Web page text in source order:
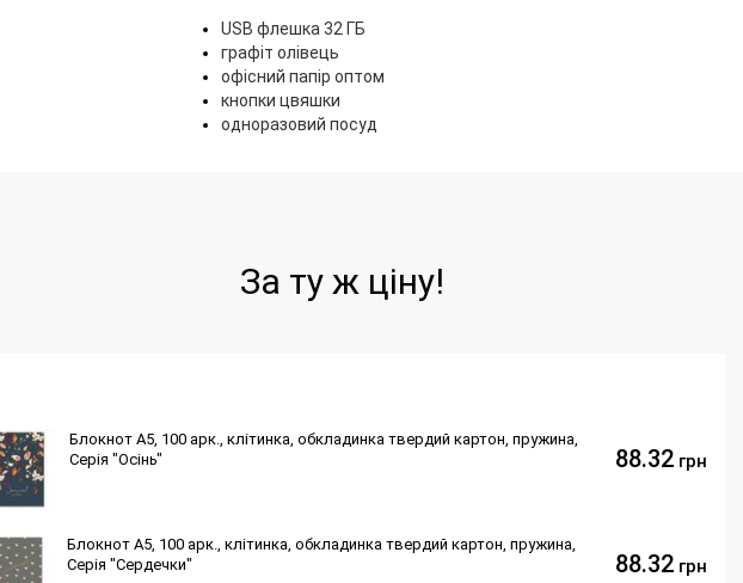
USB флешка 32 ГБ
графіт олівець
офісний папір оптом
кнопки цвяшки
одноразовий посуд
За ту ж ціну!
Блокнот A5, 100 арк., клітинка, обкладинка твердий картон, пружина,
Серія "Осінь"
88.32 грн
Блокнот A5, 100 арк., клітинка, обкладинка твердий картон, пружина,
Серія "Сердечки"
88.32 грн